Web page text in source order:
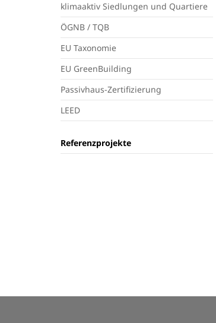
klimaaktiv Siedlungen und Quartiere
ÖGNB / TQB
EU Taxonomie
EU GreenBuilding
Passivhaus-Zertifizierung
LEED
Referenzprojekte